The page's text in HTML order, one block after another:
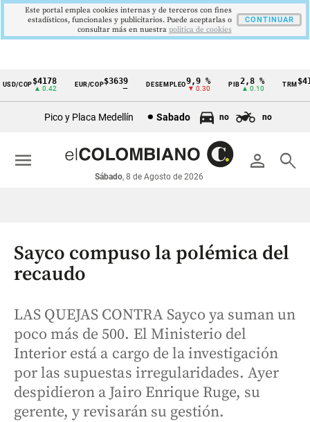
Cintillo
económicos
Colombia
COP$4178
▲ 0.42
EUR/COP$3639 DESEMPLEO 9,9 %
▼ 0.30
PIB2,8 %
▲ 0.10
TRM
Pico y Placa Medellín Sabado no no
person search
Sábado, 8 de Agosto de 2026
menu
Sayco compuso la polémica del
recaudo
LAS QUEJAS CONTRA Sayco ya suman un
poco más de 500. El Ministerio del
Interior está a cargo de la investigación
por las supuestas irregularidades. Ayer
despidieron a Jairo Enrique Ruge, su
gerente, y revisarán su gestión.
Este portal emplea cookies internas y de terceros con fines
estadísticos, funcionales y publicitarios. Puede aceptarlas o
consultar más en nuestra politica de cookies
CONTINUAR